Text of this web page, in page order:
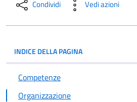
Condividi Vedi azioni
INDICE DELLA PAGINA
Competenze
Organizzazione